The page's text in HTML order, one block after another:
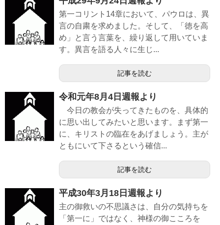
第一コリント14章において、パウロは、異
言の自粛を求めました。そして、「徳を高
め」と言う言葉を、繰り返して用いていま
す。異言を語る人々に生じ...
記事を読む
令和元年8月4日週報より
今日の教会が失ってきたものを、具体的
に思い出してみたいと思います。まず第一
に、キリストの臨在をあげましょう。主が
ともにいて下さるという確信...
記事を読む
平成30年3月18日週報より
主の御救いの不思議さは、自分の気持ちを
「第一に」ではなく、神様の御こころを